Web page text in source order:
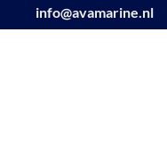
info@avamarine.nl